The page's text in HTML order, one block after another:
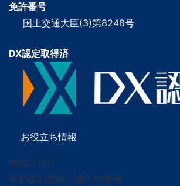
免許番号
国土交通大臣(3)第8248号
DX認定取得済
お役立ち情報
地域ブログ
不動産の売却／購入の事例